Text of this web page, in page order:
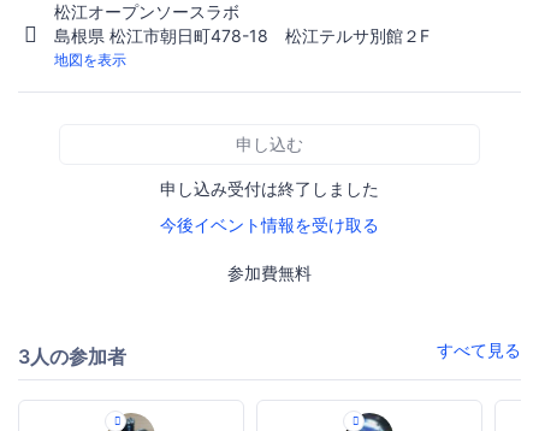
松江オープンソースラボ
島根県 松江市朝日町478-18 松江テルサ別館２F
地図を表示
申し込む
申し込み受付は終了しました
今後イベント情報を受け取る
参加費無料
3人の参加者 すべて見る